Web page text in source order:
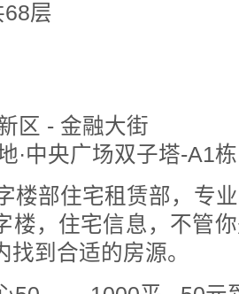
层
区 - 金融大街
·中央广场双子塔-A1栋
楼部住宅租赁部，专
楼，住宅信息，不管
到合适的房源。